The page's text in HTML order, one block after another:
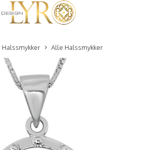
Halssmykker Alle Halssmykker